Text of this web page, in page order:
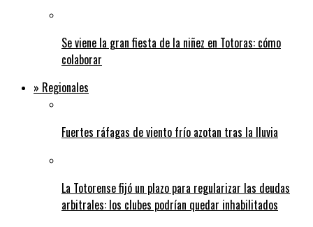
Se viene la gran fiesta de la niñez en Totoras: cómo
colaborar
» Regionales
Fuertes ráfagas de viento frío azotan tras la lluvia
La Totorense fijó un plazo para regularizar las deudas
arbitrales: los clubes podrían quedar inhabilitados